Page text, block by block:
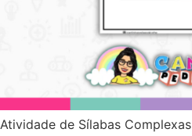
Atividade de Sílabas